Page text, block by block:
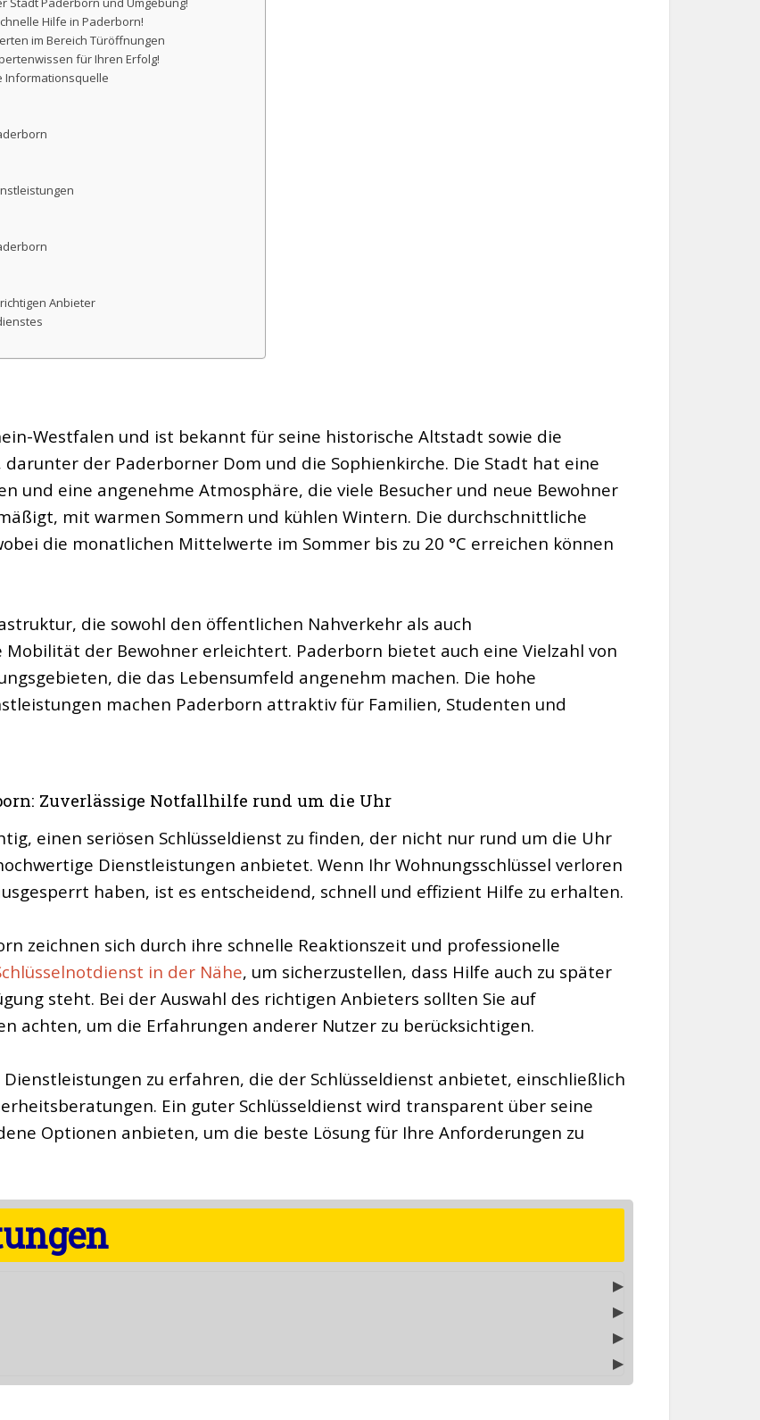
Hilfe in Paderborn!
im Bereich Türöffnungen
für Ihren Erfolg!
Informationsquelle
Anbieter
Westfalen und ist bekannt für seine historische Altstadt sowie die
der Paderborner Dom und die Sophienkirche. Die Stadt hat eine
und eine angenehme Atmosphäre, die viele Besucher und neue Bewohner
mit warmen Sommern und kühlen Wintern. Die durchschnittliche
die monatlichen Mittelwerte im Sommer bis zu 20 °C erreichen können
die sowohl den öffentlichen Nahverkehr als auch
der Bewohner erleichtert. Paderborn bietet auch eine Vielzahl von
die das Lebensumfeld angenehm machen. Die hohe
machen Paderborn attraktiv für Familien, Studenten und
Zuverlässige Notfallhilfe rund um die Uhr
einen seriösen Schlüsseldienst zu finden, der nicht nur rund um die Uhr
Dienstleistungen anbietet. Wenn Ihr Wohnungsschlüssel verloren
haben, ist es entscheidend, schnell und effizient Hilfe zu erhalten.
zeichnen sich durch ihre schnelle Reaktionszeit und professionelle
in der Nähe, um sicherzustellen, dass Hilfe auch zu später
steht. Bei der Auswahl des richtigen Anbieters sollten Sie auf
achten, um die Erfahrungen anderer Nutzer zu berücksichtigen.
zu erfahren, die der Schlüsseldienst anbietet, einschließlich
Ein guter Schlüsseldienst wird transparent über seine
Optionen anbieten, um die beste Lösung für Ihre Anforderungen zu
▶
▶
▶
▶